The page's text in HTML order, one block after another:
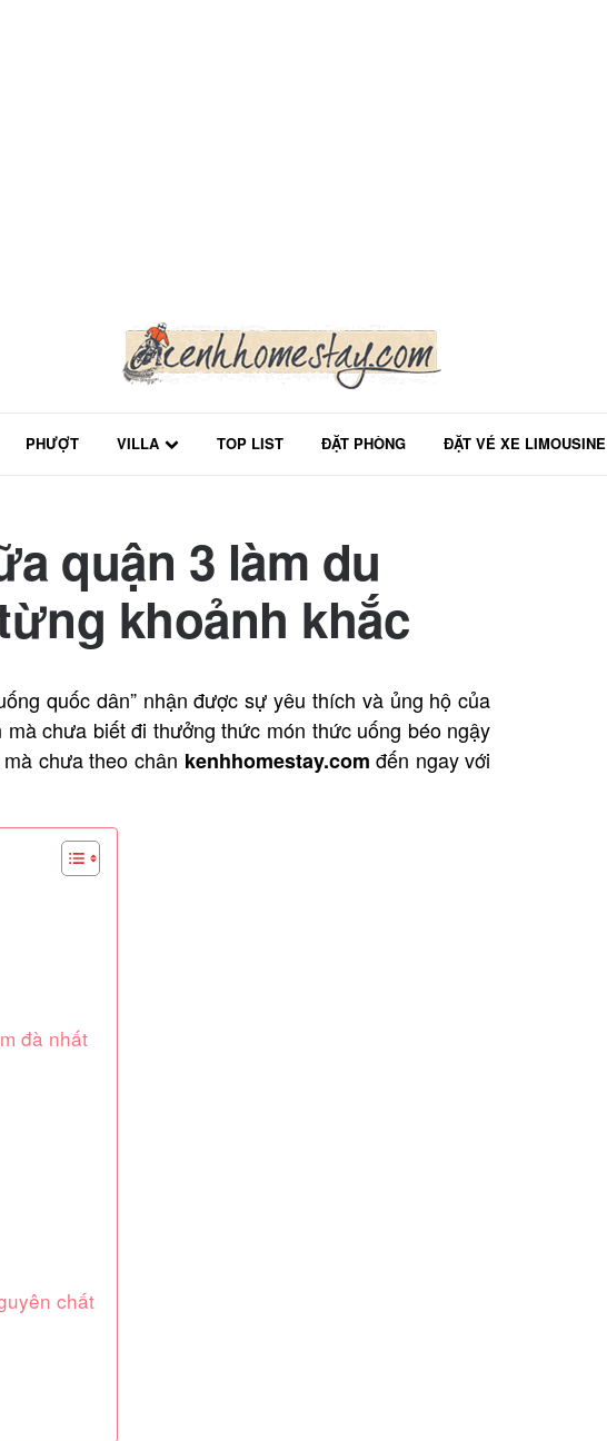
PHƯỢT VILLA TOP LIST ĐẶT PHÒNG ĐẶT VÉ XE LIMOUSINE
quận 3 làm du
khoảnh khắc
quốc dân” nhận được sự yêu thích và ủng hộ của
chưa biết đi thưởng thức món thức uống béo ngậy
chưa theo chân kenhhomestay.com đến ngay với
đà nhất
chất